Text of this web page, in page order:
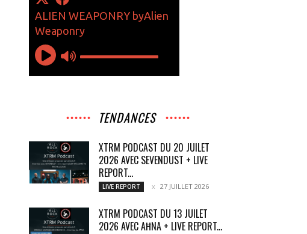
TENDANCES
XTRM PODCAST DU 20 JUILET
2026 AVEC SEVENDUST + LIVE
REPORT...
LIVE REPORT 27 JUILLET 2026
XTRM PODCAST DU 13 JUILET
2026 AVEC AĦNA + LIVE REPORT...